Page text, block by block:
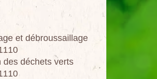
et débroussaillage
des déchets verts